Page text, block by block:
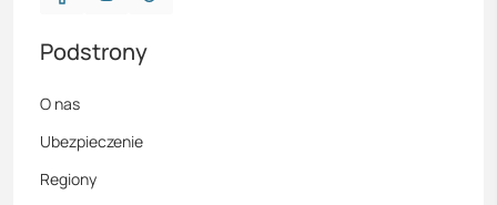
Podstrony
O nas
Ubezpieczenie
Regiony